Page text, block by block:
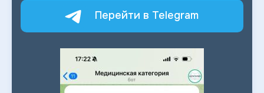
Перейти в Telegram